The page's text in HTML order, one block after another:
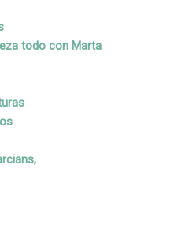
todo con Marta